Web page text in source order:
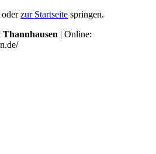
oderzur Startseite springen.
Thannhausen | Online: